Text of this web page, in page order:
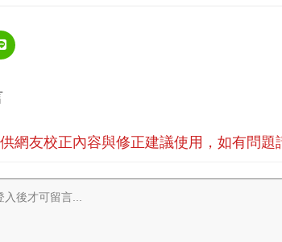
網友校正內容與修正建議使用，如有問
入後才可留言...